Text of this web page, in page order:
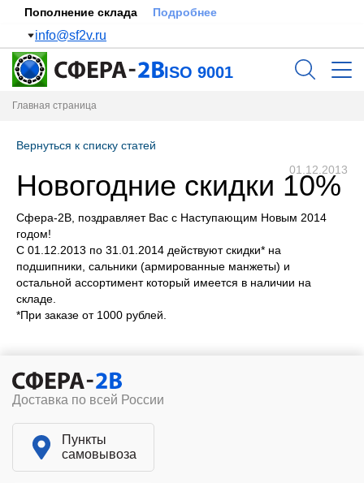
Пополнение склада Подробнее
info@sf2v.ru
ISO 9001
Главная страница
Вернуться к списку статей
01.12.2013
Новогодние скидки 10%
Сфера-2В, поздравляет Вас с Наступающим Новым 2014
годом!
С 01.12.2013 по 31.01.2014 действуют скидки* на
подшипники, сальники (армированные манжеты) и
остальной ассортимент который имеется в наличии на
складе.
*При заказе от 1000 рублей.
Доставка по всей России
Пункты
самовывоза